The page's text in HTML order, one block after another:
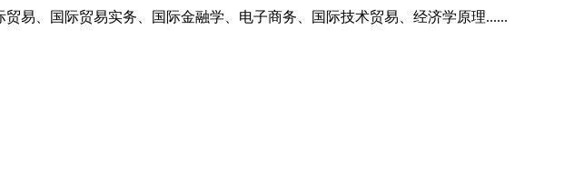
、国际贸易实务、国际金融学、电子商务、国际技术贸易、经济学原理......